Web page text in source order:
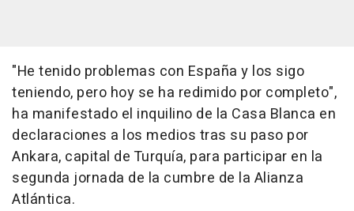
"He tenido problemas con España y los sigo
teniendo, pero hoy se ha redimido por completo",
ha manifestado el inquilino de la Casa Blanca en
declaraciones a los medios tras su paso por
Ankara, capital de Turquía, para participar en la
segunda jornada de la cumbre de la Alianza
Atlántica.